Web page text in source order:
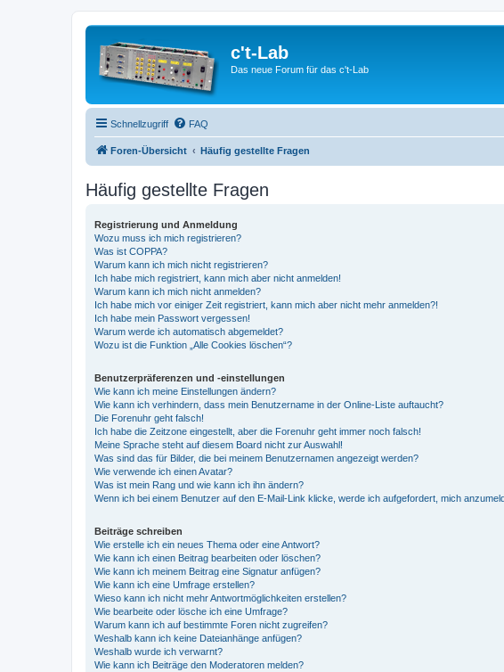
c't-Lab
Das neue Forum für das c't-Lab
Schnellzugriff FAQ
Foren-Übersicht Häufig gestellte Fragen
Häufig gestellte Fragen
Registrierung und Anmeldung
Wozu muss ich mich registrieren?
Was ist COPPA?
Warum kann ich mich nicht registrieren?
Ich habe mich registriert, kann mich aber nicht anmelden!
Warum kann ich mich nicht anmelden?
Ich habe mich vor einiger Zeit registriert, kann mich aber nicht mehr anmelden?!
Ich habe mein Passwort vergessen!
Warum werde ich automatisch abgemeldet?
Wozu ist die Funktion „Alle Cookies löschen“?
Benutzerpräferenzen und -einstellungen
Wie kann ich meine Einstellungen ändern?
Wie kann ich verhindern, dass mein Benutzername in der Online-Liste auftaucht?
Die Forenuhr geht falsch!
Ich habe die Zeitzone eingestellt, aber die Forenuhr geht immer noch falsch!
Meine Sprache steht auf diesem Board nicht zur Auswahl!
Was sind das für Bilder, die bei meinem Benutzernamen angezeigt werden?
Wie verwende ich einen Avatar?
Was ist mein Rang und wie kann ich ihn ändern?
Wenn ich bei einem Benutzer auf den E-Mail-Link klicke, werde ich aufgefordert, mich
Beiträge schreiben
Wie erstelle ich ein neues Thema oder eine Antwort?
Wie kann ich einen Beitrag bearbeiten oder löschen?
Wie kann ich meinem Beitrag eine Signatur anfügen?
Wie kann ich eine Umfrage erstellen?
Wieso kann ich nicht mehr Antwortmöglichkeiten erstellen?
Wie bearbeite oder lösche ich eine Umfrage?
Warum kann ich auf bestimmte Foren nicht zugreifen?
Weshalb kann ich keine Dateianhänge anfügen?
Weshalb wurde ich verwarnt?
Wie kann ich Beiträge den Moderatoren melden?